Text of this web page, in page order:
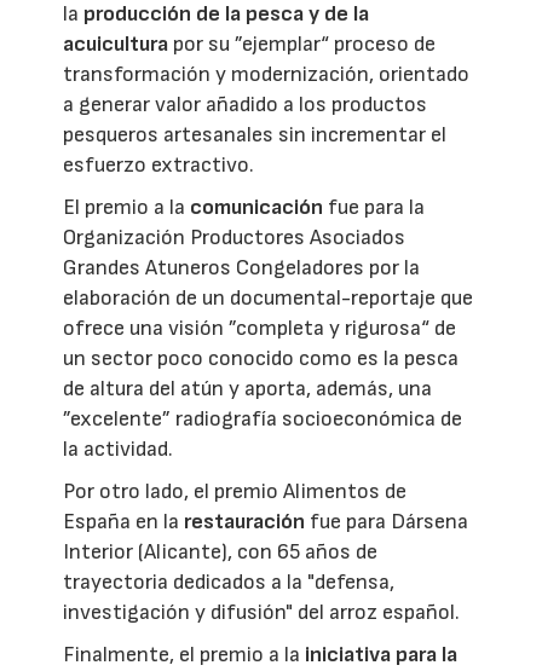
la producción de la pesca y de la
acuicultura por su ”ejemplar“ proceso de
transformación y modernización, orientado
a generar valor añadido a los productos
pesqueros artesanales sin incrementar el
esfuerzo extractivo.
El premio a la comunicación fue para la
Organización Productores Asociados
Grandes Atuneros Congeladores por la
elaboración de un documental-reportaje que
ofrece una visión ”completa y rigurosa“ de
un sector poco conocido como es la pesca
de altura del atún y aporta, además, una
”excelente” radiografía socioeconómica de
la actividad.
Por otro lado, el premio Alimentos de
España en la restauración fue para Dársena
Interior (Alicante), con 65 años de
trayectoria dedicados a la "defensa,
investigación y difusión" del arroz español.
Finalmente, el premio a la iniciativa para la